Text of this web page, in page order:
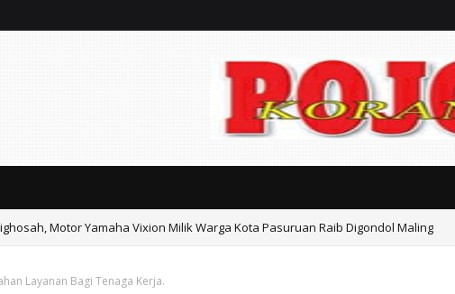
Motor Yamaha Vixion Milik Warga Kota Pasuruan Raib Digondol Maling
Layanan Bagi Tenaga Kerja.